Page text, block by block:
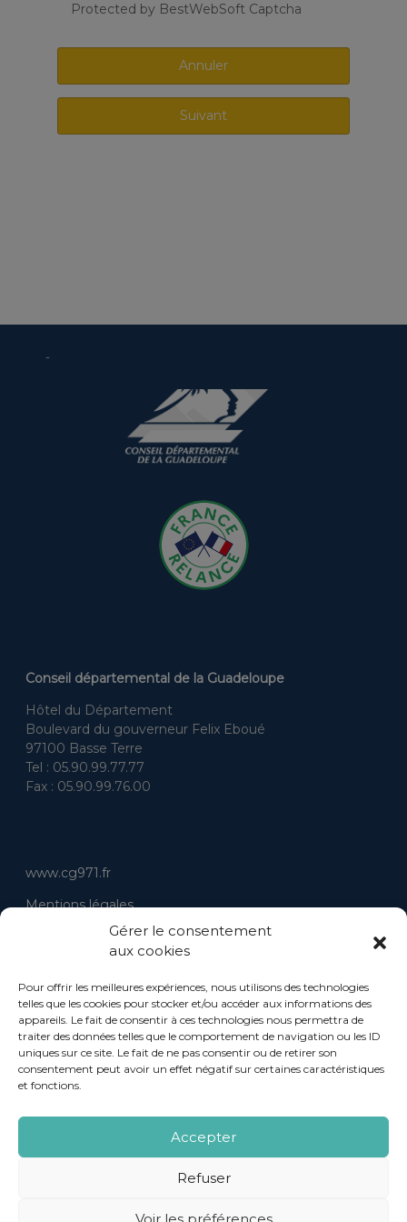
Protected by BestWebSoft Captcha
Annuler
Gérer le consentement
aux cookies
Pour offrir les meilleures expériences, nous utilisons des technologies
telles que les cookies pour stocker et/ou accéder aux informations des
appareils. Le fait de consentir à ces technologies nous permettra de
traiter des données telles que le comportement de navigation ou les ID
uniques sur ce site. Le fait de ne pas consentir ou de retirer son
consentement peut avoir un effet négatif sur certaines caractéristiques
et fonctions.
Accepter
Refuser
Voir les préférences
Conseil départemental de la Guadeloupe
Hôtel du Département
Boulevard du gouverneur Felix Eboué
97100 Basse Terre
Tel : 05.90.99.77.77
Fax : 05.90.99.76.00
www.cg971.fr
Mentions légales
Politique de confidentialité
Politique de cookies
Accessibilité
Nous contacter
CRM de dématérialisation de la gestion des
-